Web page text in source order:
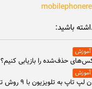
باشید:
آموزش
حذف‌شده را بازیابی کنیم؟
آموزش
به تلويزيون با ۹ روش تضمینی!